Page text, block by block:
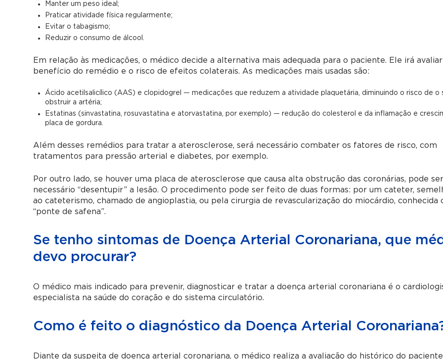
Manter um peso ideal;
Praticar atividade física regularmente;
Evitar o tabagismo;
Reduzir o consumo de álcool.
Em relação às medicações, o médico decide a alternativa mais adequada para o paciente. Ele irá
benefício do remédio e o risco de efeitos colaterais. As medicações mais usadas são:
Ácido acetilsalicílico (AAS) e clopidogrel — medicações que reduzem a atividade plaquetária, diminuindo o risco de o
obstruir a artéria;
Estatinas (sinvastatina, rosuvastatina e atorvastatina, por exemplo) — redução do colesterol e da inflamação e
placa de gordura.
Além desses remédios para tratar a aterosclerose, será necessário combater os fatores de risco, com
tratamentos para pressão arterial e diabetes, por exemplo.
Por outro lado, se houver uma placa de aterosclerose que causa alta obstrução das coronárias, pode ser
necessário “desentupir” a lesão. O procedimento pode ser feito de duas formas: por um cateter,
ao cateterismo, chamado de angioplastia, ou pela cirurgia de revascularização do miocárdio, conhecida
“ponte de safena”.
Se tenho sintomas de Doença Arterial Coronariana, que
devo procurar?
O médico mais indicado para prevenir, diagnosticar e tratar a doença arterial coronariana é o
especialista na saúde do coração e do sistema circulatório.
Como é feito o diagnóstico da Doença Arterial
Diante da suspeita de doença arterial coronariana, o médico realiza a avaliação do histórico do